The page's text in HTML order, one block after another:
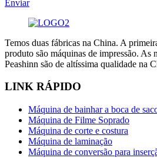
Enviar
Temos duas fábricas na China. A
produto são máquinas de impressão. As
Peashinn são de altíssima qualidade na
LINK RÁPIDO
Máquina de bainhar a boca de
Máquina de Filme Soprado
Máquina de corte e costura
Máquina de laminação
Máquina de conversão para